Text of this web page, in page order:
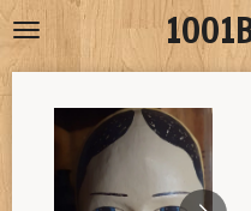
Ga
direct
hoofdinhoud